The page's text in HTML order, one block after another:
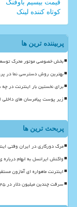
قیمت بیسیم باوفنگ
کوتاه کننده لینک
پربیننده ترین ها
بخش خصوصی موتور محرک
بهترین روش دسترسی نما در
برای نخستین بار اینترنت در
زیر پوست پیامرسان های داخلی
پربحث ترین ها
مرگ دورکاری در ایران وقتی
واکنش ایرانسل به ابهام
اینترنت ماهواره ای آمازون
سرقت چندین میلیون دلار در ۲۵ دقیقه